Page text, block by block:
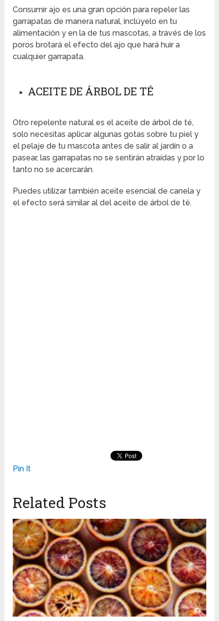
Consumir ajo es una gran opción para repeler las
garrapatas de manera natural, inclúyelo en tu
alimentación y en la de tus mascotas, a través de los
poros brotará el efecto del ajo que hará huir a
cualquier garrapata.
ACEITE DE ÁRBOL DE TÉ
Otro repelente natural es el aceite de árbol de té,
solo necesitas aplicar algunas gotas sobre tu piel y
el pelaje de tu mascota antes de salir al jardín o a
pasear, las garrapatas no se sentirán atraídas y por lo
tanto no se acercarán.
Puedes utilizar también aceite esencial de canela y
el efecto será similar al del aceite de árbol de té.
Pin It
Related Posts